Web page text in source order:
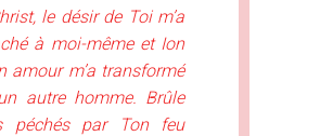
le désir de Toi m’a
à moi-même et Ion
amour m’a transformé
autre homme. Brûle
péchés par Ton feu